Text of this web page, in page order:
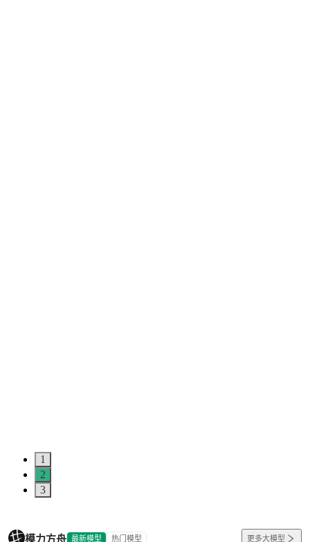
1
2
3
模力方舟 最新模型 热门模型 更多大模型